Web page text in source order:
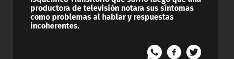
productora de televisión notara sus síntomas
como problemas al hablar y respuestas
incoherentes.